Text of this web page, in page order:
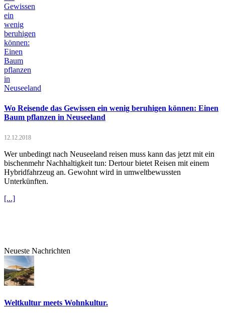
Wo Reisende das Gewissen ein wenig beruhigen können: Einen
Baum pflanzen in Neuseeland
12.12.2018
Wer unbedingt nach Neuseeland reisen muss kann das jetzt mit ein
bischenmehr Nachhaltigkeit tun: Dertour bietet Reisen mit einem
Hybridfahrzeug an. Gewohnt wird in umweltbewussten
Unterkünften.
[...]
Neueste Nachrichten
Weltkultur meets Wohnkultur.